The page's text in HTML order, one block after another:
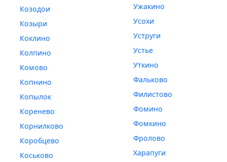
Козодои
Козыри
Коклино
Колпино
Комово
Копнино
Копылок
Коренево
Корнилково
Коробцево
Коськово
Ужакино
Усохи
Уструги
Устье
Уткино
Фальково
Филистово
Фомино
Фомкино
Фролово
Харапуги